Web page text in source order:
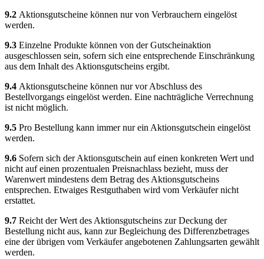
9.2 Aktionsgutscheine können nur von Verbrauchern eingelöst
werden.
9.3 Einzelne Produkte können von der Gutscheinaktion
ausgeschlossen sein, sofern sich eine entsprechende Einschränkung
aus dem Inhalt des Aktionsgutscheins ergibt.
9.4 Aktionsgutscheine können nur vor Abschluss des
Bestellvorgangs eingelöst werden. Eine nachträgliche Verrechnung
ist nicht möglich.
9.5 Pro Bestellung kann immer nur ein Aktionsgutschein eingelöst
werden.
9.6 Sofern sich der Aktionsgutschein auf einen konkreten Wert und
nicht auf einen prozentualen Preisnachlass bezieht, muss der
Warenwert mindestens dem Betrag des Aktionsgutscheins
entsprechen. Etwaiges Restguthaben wird vom Verkäufer nicht
erstattet.
9.7 Reicht der Wert des Aktionsgutscheins zur Deckung der
Bestellung nicht aus, kann zur Begleichung des Differenzbetrages
eine der übrigen vom Verkäufer angebotenen Zahlungsarten gewählt
werden.